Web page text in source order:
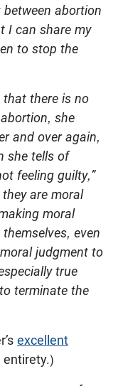
abortion
I can share my
to stop the
that there is no
she
and over again,
she tells of
feeling guilty,”
are moral
moral
even
judgment to
true
terminate the
excellent
entirety.)